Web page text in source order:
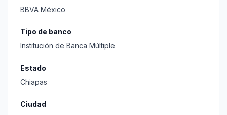
BBVA México
Tipo de banco
Institución de Banca Múltiple
Estado
Chiapas
Ciudad